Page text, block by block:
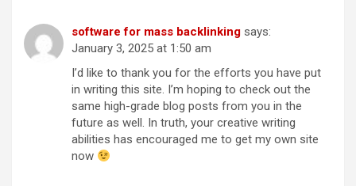
software for mass backlinking says:
January 3, 2025 at 1:50 am
I’d like to thank you for the efforts you have put
in writing this site. I’m hoping to check out the
same high-grade blog posts from you in the
future as well. In truth, your creative writing
abilities has encouraged me to get my own site
now